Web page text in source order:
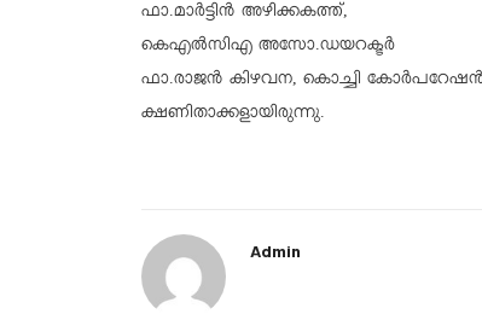
ഫാ.മാർട്ടിൻ അഴിക്കകത്ത്,
കെഎൽസിഎ അസോ.ഡയറക്ടർ
ഫാ.രാജൻ കിഴവന, കൊച്ചി കോർപറേഷൻ
ക്ഷണിതാക്കളായിരുന്നു.
Admin